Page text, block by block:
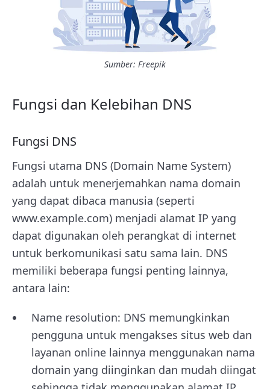
Sumber: Freepik
Fungsi dan Kelebihan DNS
Fungsi DNS
Fungsi utama DNS (Domain Name System)
adalah untuk menerjemahkan nama domain
yang dapat dibaca manusia (seperti
www.example.com) menjadi alamat IP yang
dapat digunakan oleh perangkat di internet
untuk berkomunikasi satu sama lain. DNS
memiliki beberapa fungsi penting lainnya,
antara lain:
Name resolution: DNS memungkinkan
pengguna untuk mengakses situs web dan
layanan online lainnya menggunakan nama
domain yang diinginkan dan mudah diingat